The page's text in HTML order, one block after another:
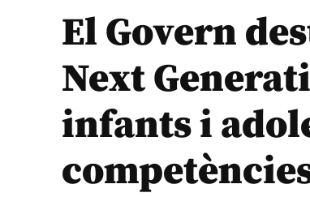
El Govern
Next
infants i